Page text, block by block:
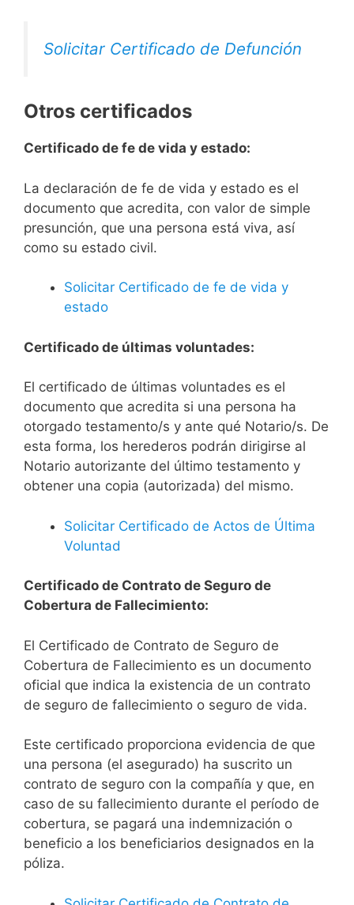
Solicitar Certificado de Defunción
Otros certificados
Certificado de fe de vida y estado:
La declaración de fe de vida y estado es el
documento que acredita, con valor de simple
presunción, que una persona está viva, así
como su estado civil.
Solicitar Certificado de fe de vida y
estado
Certificado de últimas voluntades:
El certificado de últimas voluntades es el
documento que acredita si una persona ha
otorgado testamento/s y ante qué Notario/s. De
esta forma, los herederos podrán dirigirse al
Notario autorizante del último testamento y
obtener una copia (autorizada) del mismo.
Solicitar Certificado de Actos de Última
Voluntad
Certificado de Contrato de Seguro de
Cobertura de Fallecimiento:
El Certificado de Contrato de Seguro de
Cobertura de Fallecimiento es un documento
oficial que indica la existencia de un contrato
de seguro de fallecimiento o seguro de vida.
Este certificado proporciona evidencia de que
una persona (el asegurado) ha suscrito un
contrato de seguro con la compañía y que, en
caso de su fallecimiento durante el período de
cobertura, se pagará una indemnización o
beneficio a los beneficiarios designados en la
póliza.